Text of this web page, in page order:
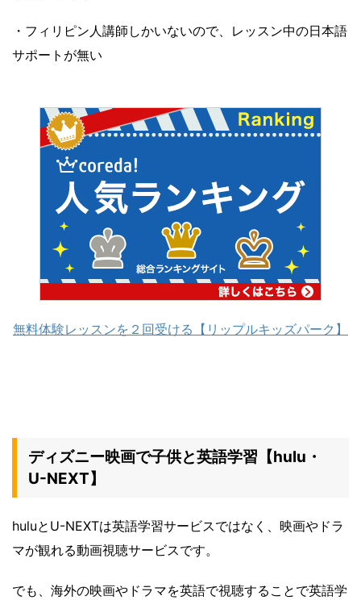
・フィリピン人講師しかいないので、レッスン中の日本語
サポートが無い
無料体験レッスンを２回受ける【リップルキッズパーク】
ディズニー映画で子供と英語学習【hulu・
U-NEXT】
huluとU-NEXTは英語学習サービスではなく、映画やドラ
マが観れる動画視聴サービスです。
でも、海外の映画やドラマを英語で視聴することで英語学